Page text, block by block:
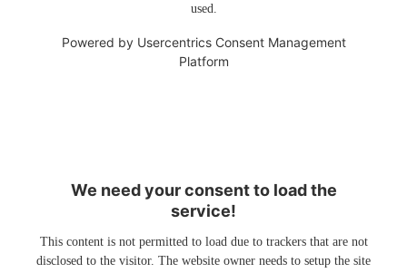
used.
Powered by Usercentrics Consent Management
Platform
We need your consent to load the
service!
This content is not permitted to load due to trackers that are not
disclosed to the visitor. The website owner needs to setup the site